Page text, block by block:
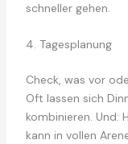
schneller gehen.
4. Tagesplanung
Check, was vor
Oft lassen sich
kombinieren. Und:
kann in vollen